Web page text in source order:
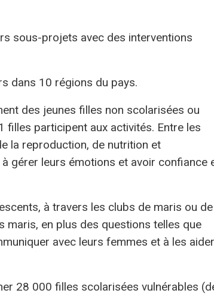
sous-projets avec des interventions
dans 10 régions du pays.
des jeunes filles non scolarisées ou
filles participent aux activités. Entre les
la reproduction, de nutrition et
gérer leurs émotions et avoir confiance
à travers les clubs de maris ou de
maris, en plus des questions telles que
avec leurs femmes et à les
28 000 filles scolarisées vulnérables